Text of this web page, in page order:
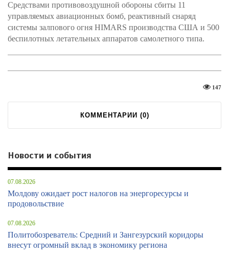
Средствами противовоздушной обороны сбиты 11
управляемых авиационных бомб, реактивный снаряд
системы залпового огня HIMARS производства США и 500
беспилотных летательных аппаратов самолетного типа.
147
КОММЕНТАРИИ (0)
Новости и события
07.08.2026
Молдову ожидает рост налогов на энергоресурсы и
продовольствие
07.08.2026
Политобозреватель: Средний и Зангезурский коридоры
внесут огромный вклад в экономику региона